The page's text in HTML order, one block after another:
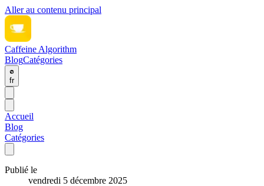
Aller au contenu principal
Caffeine Algorithm
BlogCatégories
fr
Accueil
Blog
Catégories
Publié le
vendredi 5 décembre 2025